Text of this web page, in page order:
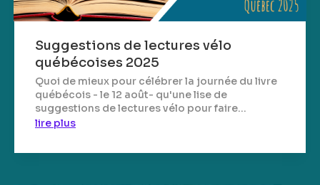
Suggestions de lectures vélo
québécoises 2025
Quoi de mieux pour célébrer la journée du livre
québécois - le 12 août- qu'une lise de
suggestions de lectures vélo pour faire...
lire plus